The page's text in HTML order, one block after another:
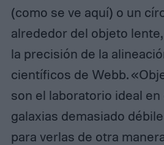
(como se ve aquí) o un
alrededor del objeto
la precisión de la
científicos de Webb.
son el laboratorio ideal
galaxias demasiado
para verlas de otra